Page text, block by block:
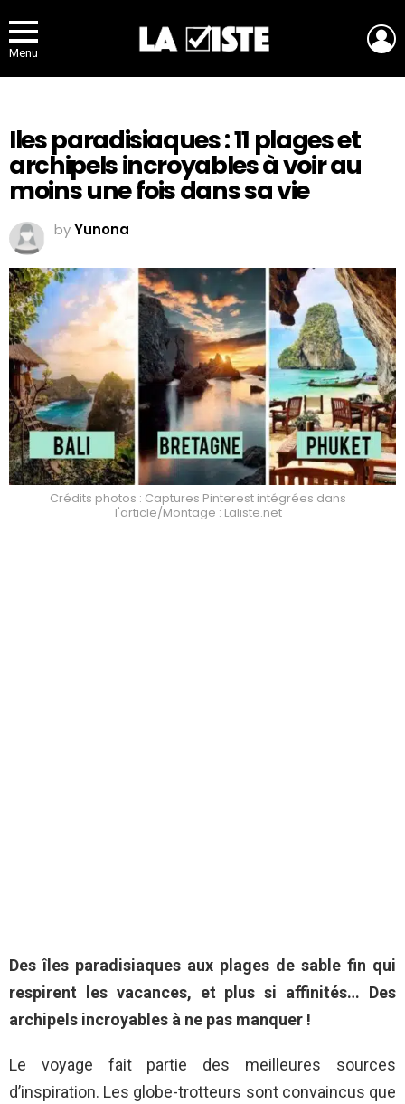
Menu
Iles paradisiaques : 11 plages et
archipels incroyables à voir au
moins une fois dans sa vie
byYunona
Crédits photos : Captures Pinterest intégrées dans
l'article/Montage : Laliste.net
Des îles paradisiaques aux plages de sable fin qui
respirent les vacances, et plus si affinités… Des
archipels incroyables à ne pas manquer !
Le voyage fait partie des meilleures sources
d’inspiration. Les globe-trotteurs sont convaincus que